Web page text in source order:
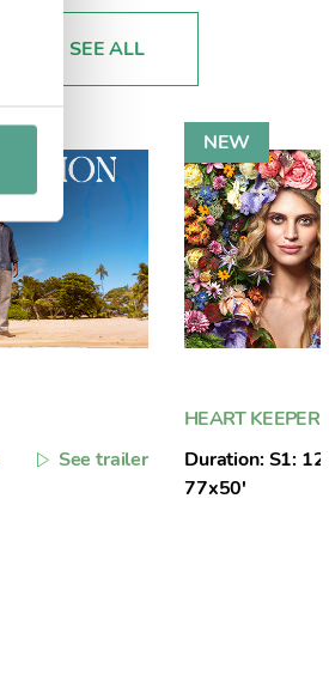
SEE ALL
See trailer
HEART KEEPER
Duration: S1:
77x50'